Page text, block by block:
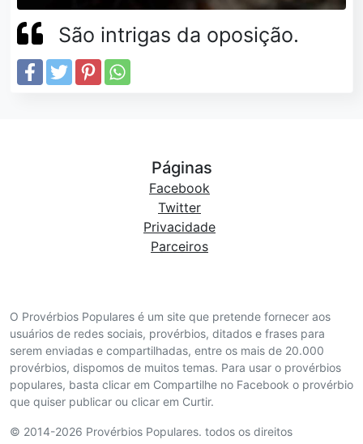
São intrigas da oposição.
O Provérbios Populares é um site que pretende fornecer aos
usuários de redes sociais, provérbios, ditados e frases para
serem enviadas e compartilhadas, entre os mais de 20.000
provérbios, dispomos de muitos temas. Para usar o provérbios
populares, basta clicar em Compartilhe no Facebook o provérbio
que quiser publicar ou clicar em Curtir.
© 2014-2026 Provérbios Populares. todos os direitos
Páginas
Facebook
Twitter
Privacidade
Parceiros